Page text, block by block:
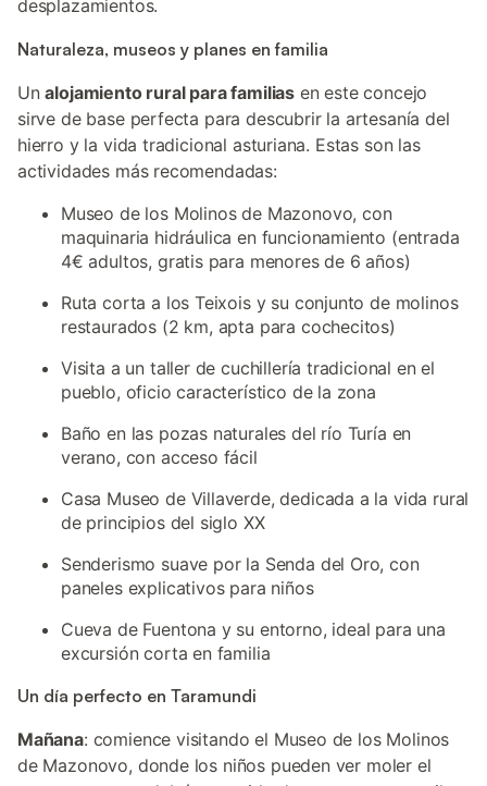
desplazamientos.
Naturaleza, museos y planes en familia
Unalojamiento rural para familias en este concejo
sirve de base perfecta para descubrir la artesanía del
hierro y la vida tradicional asturiana. Estas son las
actividades más recomendadas:
Museo de los Molinos de Mazonovo, con
maquinaria hidráulica en funcionamiento (entrada
4€ adultos, gratis para menores de 6 años)
Ruta corta a los Teixois y su conjunto de molinos
restaurados (2 km, apta para cochecitos)
Visita a un taller de cuchillería tradicional en el
pueblo, oficio característico de la zona
Baño en las pozas naturales del río Turía en
verano, con acceso fácil
Casa Museo de Villaverde, dedicada a la vida rural
de principios del siglo XX
Senderismo suave por la Senda del Oro, con
paneles explicativos para niños
Cueva de Fuentona y su entorno, ideal para una
excursión corta en familia
Un día perfecto en Taramundi
Mañana: comience visitando el Museo de los Molinos
de Mazonovo, donde los niños pueden ver moler el